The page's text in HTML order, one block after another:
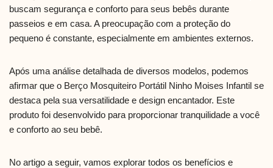
buscam segurança e conforto para seus bebês durante
passeios e em casa. A preocupação com a proteção do
pequeno é constante, especialmente em ambientes externos.
Após uma análise detalhada de diversos modelos, podemos
afirmar que o Berço Mosquiteiro Portátil Ninho Moises Infantil se
destaca pela sua versatilidade e design encantador. Este
produto foi desenvolvido para proporcionar tranquilidade a você
e conforto ao seu bebê.
No artigo a seguir, vamos explorar todos os benefícios e